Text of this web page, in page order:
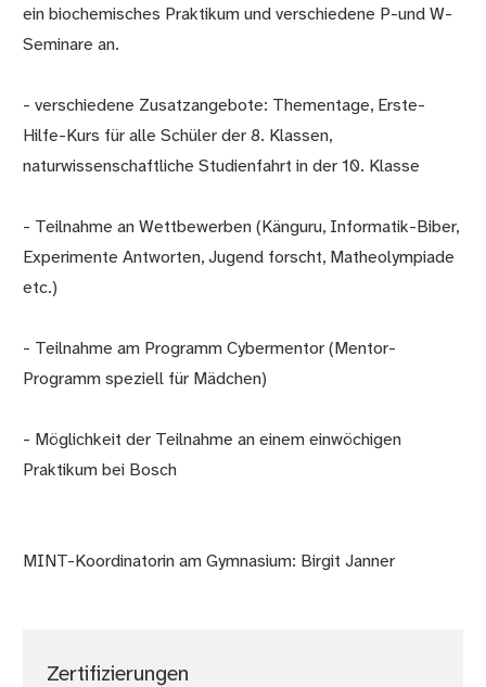
ein biochemisches Praktikum und verschiedene P-und W-
Seminare an.
- verschiedene Zusatzangebote: Thementage, Erste-
Hilfe-Kurs für alle Schüler der 8. Klassen,
naturwissenschaftliche Studienfahrt in der 10. Klasse
- Teilnahme an Wettbewerben (Känguru, Informatik-Biber,
Experimente Antworten, Jugend forscht, Matheolympiade
etc.)
- Teilnahme am Programm Cybermentor (Mentor-
Programm speziell für Mädchen)
- Möglichkeit der Teilnahme an einem einwöchigen
Praktikum bei Bosch
MINT-Koordinatorin am Gymnasium: Birgit Janner
Zertifizierungen